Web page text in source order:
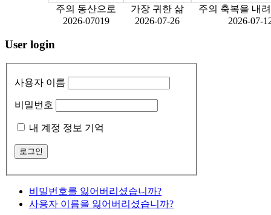
주의 동산으로
2026-07019
가장 귀한 삶
2026-07-26
주의 축복을 내
2026-07-
User login
사용자 이름
비밀번호
내 계정 정보 기억
비밀번호를 잃어버리셨습니까?
사용자 이름을 잃어버리셨습니까?